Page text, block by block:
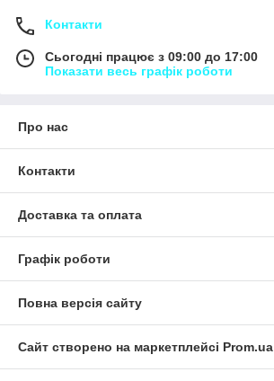
Контакти
Сьогодні працює з 09:00 до 17:00
Показати весь графік роботи
Про нас
Контакти
Доставка та оплата
Графік роботи
Повна версія сайту
Сайт створено на маркетплейсі Prom.ua